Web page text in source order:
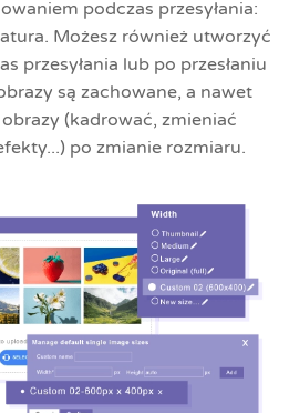
podczas przesyłania:
Możesz również utworzyć
przesyłania lub po przesłaniu
są zachowane, a nawet
(kadrować, zmieniać
po zmianie rozmiaru.